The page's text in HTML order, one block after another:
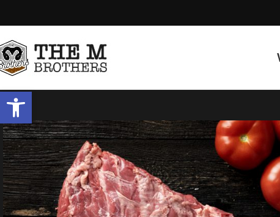
Open toolbar